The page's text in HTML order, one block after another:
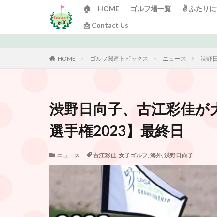
🏠 HOME ゴルフ場一覧
✌️ ふたり
📩 Contact Us
HOME ゴルフ関連トピックス ニュース 渋野
渋野日向子、古江彩佳が
選手権2023】最終日
ニュース 古江彩佳, 女子ゴルフ, 海外, 渋野日向子